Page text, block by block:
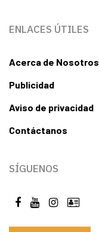
ENLACES ÚTILES
Acerca de Nosotros
Publicidad
Aviso de privacidad
Contáctanos
SÍGUENOS